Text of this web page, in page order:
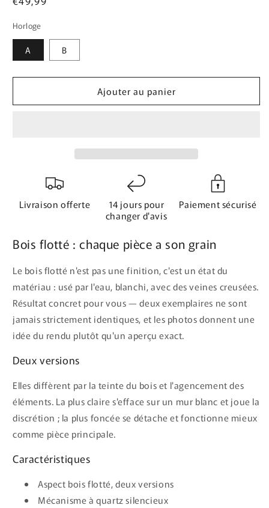
Horloge
A B
Ajouter au panier
Livraison offerte
14 jours pour
changer d'avis
Paiement sécurisé
Bois flotté : chaque pièce a son grain
Le bois flotté n'est pas une finition, c'est un état du
matériau : usé par l'eau, blanchi, avec des veines creusées.
Résultat concret pour vous — deux exemplaires ne sont
jamais strictement identiques, et les photos donnent une
idée du rendu plutôt qu'un aperçu exact.
Deux versions
Elles diffèrent par la teinte du bois et l'agencement des
éléments. La plus claire s'efface sur un mur blanc et joue la
discrétion ; la plus foncée se détache et fonctionne mieux
comme pièce principale.
Caractéristiques
Aspect bois flotté, deux versions
Mécanisme à quartz silencieux